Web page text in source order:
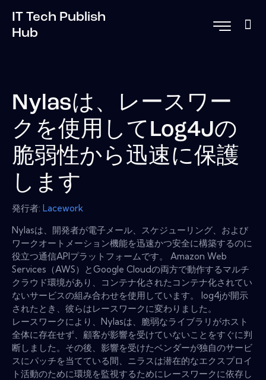
IT Tech Publish
Hub
Nylasは、レースワー
クを使用してLog4Jの
脆弱性から迅速に保護
します
発行者: Lacework
Nylasは、開発者が電子メール、スケジューリング、および
ワークオートメーション機能を迅速かつ安全に構築するのに
役立つ通信APIプラットフォームです。 Amazon Web
Services（AWS）とGoogle Cloudの両方で動作するマルチ
クラウド環境があり、コンテナ化されたコンテナ化されてい
ないサービスの組み合わせを使用しています。 log4jが開示
されたとき、彼らはレースワークに変わりました。
レースワークにより、Nylasは、脆弱なライブラリがホスト
全体に存在せず、顧客が影響を受けていないことをすぐに判
断しました。その後、影響を受けたベンダーが独自のサービ
スにパッチを当てている間、ニラスは潜在的なエクスプロイ
ト活動のために環境を監視するためにレースワークに依存し